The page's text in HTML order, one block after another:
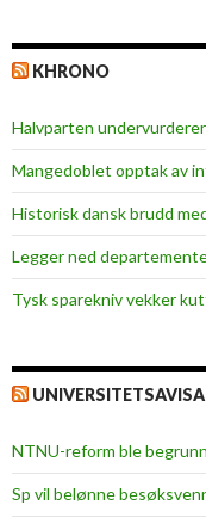
KHRONO
Halvparten
Mangedoblet opptak av
Historisk dansk brudd
Legger ned
Tysk sparekniv vekker
UNIVERSITETSAVISA
NTNU-reform ble
Sp vil belønne